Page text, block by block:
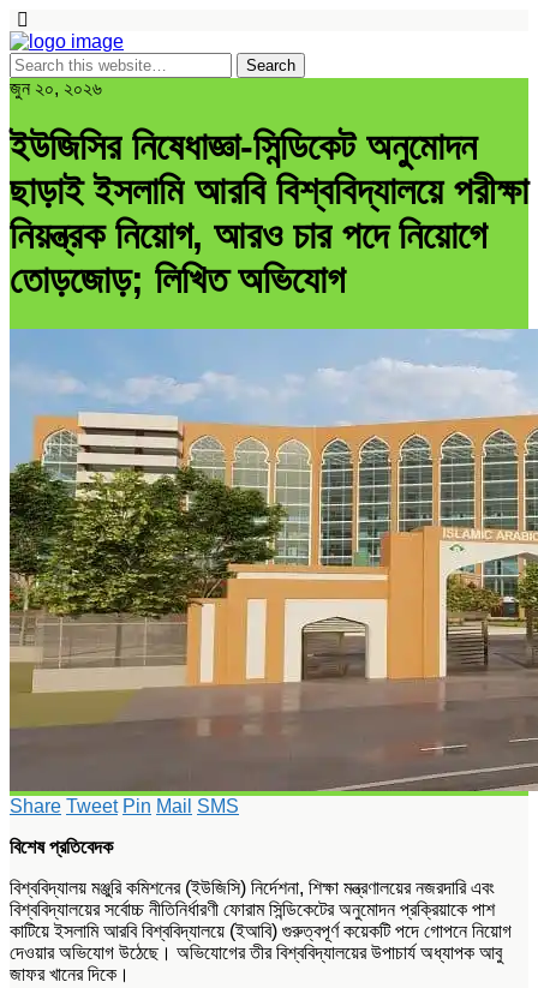
জুন ২০, ২০২৬
ইউজিসির নিষেধাজ্ঞা-সিন্ডিকেট অনুমোদন
ছাড়াই ইসলামি আরবি বিশ্ববিদ্যালয়ে পরীক্ষা
নিয়ন্ত্রক নিয়োগ, আরও চার পদে নিয়োগে
তোড়জোড়; লিখিত অভিযোগ
Share Tweet Pin Mail SMS
বিশেষ প্রতিবেদক
বিশ্ববিদ্যালয় মঞ্জুরি কমিশনের (ইউজিসি) নির্দেশনা, শিক্ষা মন্ত্রণালয়ের নজরদারি এবং
বিশ্ববিদ্যালয়ের সর্বোচ্চ নীতিনির্ধারণী ফোরাম সিন্ডিকেটের অনুমোদন প্রক্রিয়াকে পাশ
কাটিয়ে ইসলামি আরবি বিশ্ববিদ্যালয়ে (ইআবি) গুরুত্বপূর্ণ কয়েকটি পদে গোপনে নিয়োগ
দেওয়ার অভিযোগ উঠেছে। অভিযোগের তীর বিশ্ববিদ্যালয়ের উপাচার্য অধ্যাপক আবু
জাফর খানের দিকে।